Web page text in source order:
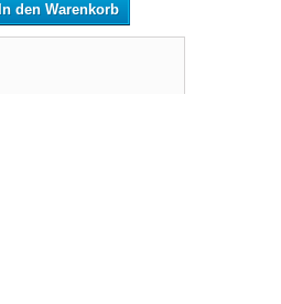
In den Warenkorb